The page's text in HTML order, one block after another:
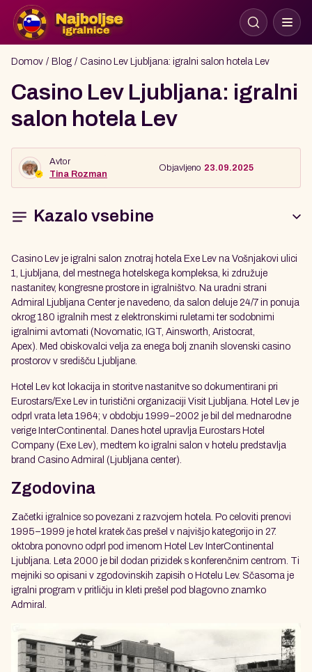
Domov Blog Casino Lev Ljubljana: igralni salon hotela Lev
Casino Lev Ljubljana: igralni
salon hotela Lev
Avtor
Tina Rozman
Objavljeno 23.09.2025
Kazalo vsebine
Casino Lev je igralni salon znotraj hotela Exe Lev na Vošnjakovi ulici
1, Ljubljana, del mestnega hotelskega kompleksa, ki združuje
nastanitev, kongresne prostore in igralništvo. Na uradni strani
Admiral Ljubljana Center je navedeno, da salon deluje 24/7 in ponuja
okrog 180 igralnih mest z elektronskimi ruletami ter sodobnimi
igralnimi avtomati (Novomatic, IGT, Ainsworth, Aristocrat,
Apex). Med obiskovalci velja za enega bolj znanih slovenski casino
prostorov v središču Ljubljane.
Hotel Lev kot lokacija in storitve nastanitve so dokumentirani pri
Eurostars/Exe Lev in turistični organizaciji Visit Ljubljana. Hotel Lev je
odprl vrata leta 1964; v obdobju 1999–2002 je bil del mednarodne
verige InterContinental. Danes hotel upravlja Eurostars Hotel
Company (Exe Lev), medtem ko igralni salon v hotelu predstavlja
brand Casino Admiral (Ljubljana center).
Zgodovina
Začetki igralnice so povezani z razvojem hotela. Po celoviti prenovi
1995–1999 je hotel kratek čas prešel v najvišjo kategorijo in 27.
oktobra ponovno odprl pod imenom Hotel Lev InterContinental
Ljubljana. Leta 2000 je bil dodan prizidek s konferenčnim centrom. Ti
mejniki so opisani v zgodovinskih zapisih o Hotelu Lev. Sčasoma je
igralni program v pritličju in kleti prešel pod blagovno znamko
Admiral.